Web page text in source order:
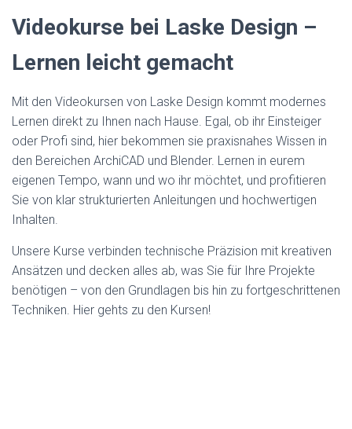
T
N
Videokurse bei Laske Design –
Lernen leicht gemacht
Mit den Videokursen von Laske Design kommt modernes
Lernen direkt zu Ihnen nach Hause. Egal, ob ihr Einsteiger
oder Profi sind, hier bekommen sie praxisnahes Wissen in
den Bereichen ArchiCAD und Blender. Lernen in eurem
eigenen Tempo, wann und wo ihr möchtet, und profitieren
Sie von klar strukturierten Anleitungen und hochwertigen
Inhalten.
Unsere Kurse verbinden technische Präzision mit kreativen
Ansätzen und decken alles ab, was Sie für Ihre Projekte
benötigen – von den Grundlagen bis hin zu fortgeschrittenen
Techniken. Hier gehts zu den Kursen!